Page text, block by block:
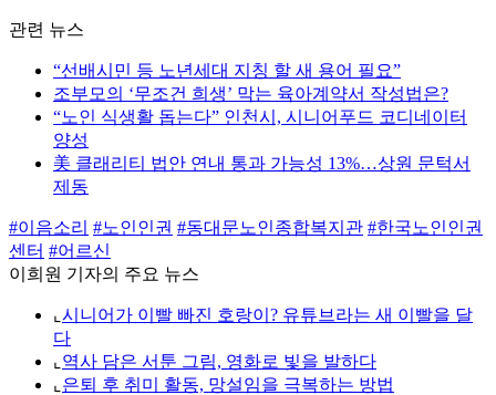
관련 뉴스
“선배시민 등 노년세대 지칭 할 새 용어 필요”
조부모의 ‘무조건 희생’ 막는 육아계약서 작성법은?
“노인 식생활 돕는다” 인천시, 시니어푸드 코디네이터
양성
美 클래리티 법안 연내 통과 가능성 13%…상원 문턱서
제동
#이음소리 #노인인권 #동대문노인종합복지관 #한국노인인권
센터 #어르신
이희원 기자의 주요 뉴스
⌞ 시니어가 이빨 빠진 호랑이? 유튜브라는 새 이빨을 달
다
⌞ 역사 담은 서툰 그림, 영화로 빛을 발하다
⌞ 은퇴 후 취미 활동, 망설임을 극복하는 방법